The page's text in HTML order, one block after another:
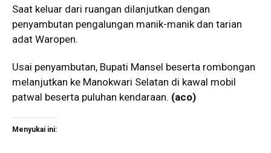
Saat keluar dari ruangan dilanjutkan dengan
penyambutan pengalungan manik-manik dan tarian
adat Waropen.
Usai penyambutan, Bupati Mansel beserta rombongan
melanjutkan ke Manokwari Selatan di kawal mobil
patwal beserta puluhan kendaraan. (aco)
Menyukai ini: